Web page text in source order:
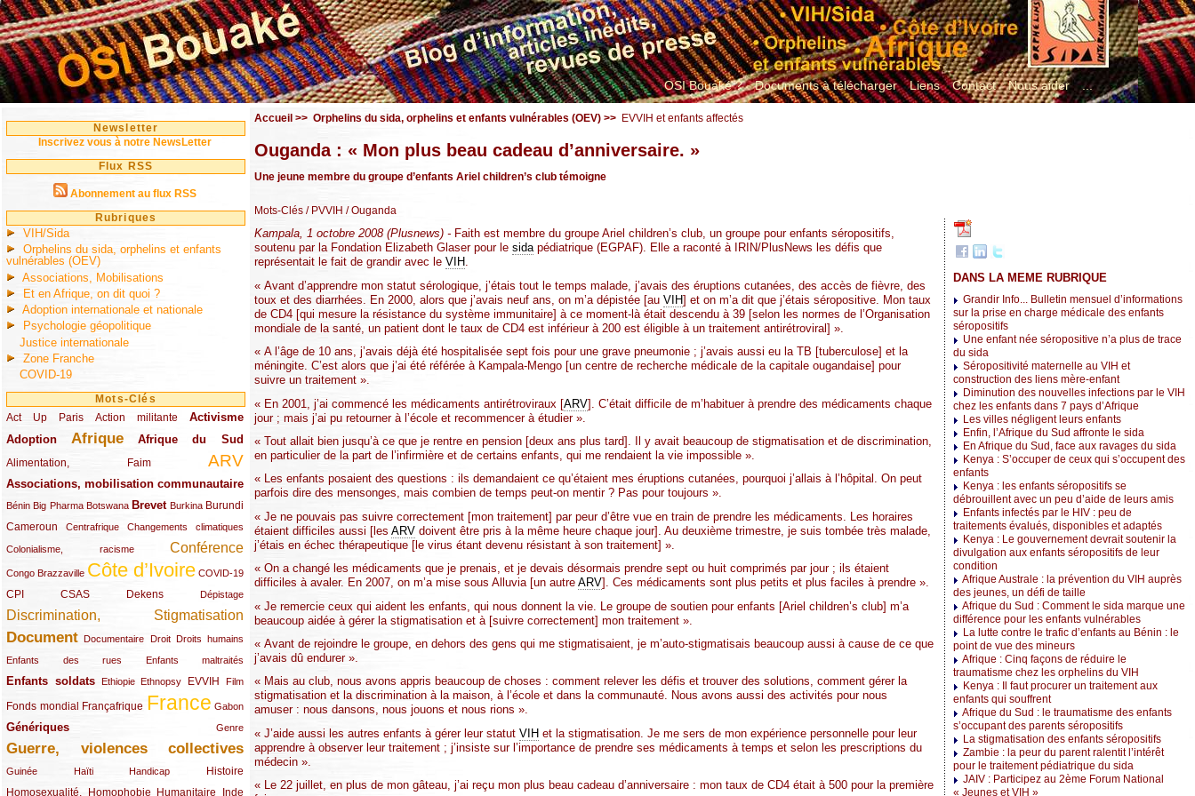
OSI Bouaké ? Documents à télécharger Liens Contact Nous aider ...
Newsletter
Inscrivez vous à notre NewsLetter
Flux RSS
Abonnement au flux RSS
Rubriques
VIH/Sida
Orphelins du sida, orphelins et enfants
vulnérables (OEV)
Associations, Mobilisations
Et en Afrique, on dit quoi ?
Adoption internationale et nationale
Psychologie géopolitique
Justice internationale
Zone Franche
COVID-19
Mots-Clés
Act Up Paris
(49/289) Action militante
(32/289) Activisme
(73/289)
Adoption
(82/289) Afrique
(161/289) Afrique du Sud
(73/289)
Alimentation, Faim
(48/289) ARV
(203/289)
Associations, mobilisation communautaire
(65/289)
Bénin
(13/289)Big Pharma
(16/289) Botswana
(9/289) Brevet
(83/289) Burkina
(18/289) Burundi
(30/289)
Cameroun
(47/289) Centrafrique
(23/289) Changements climatiques
(10/289)
Colonialisme, racisme
(19/289) Conférence
(118/289)
Congo Brazzaville
(24/289) Côte d’Ivoire
(263/289) COVID-19
(13/289)
CPI
(48/289) CSAS
(32/289) Dekens
(29/289) Dépistage
(19/289)
Discrimination, Stigmatisation
(131/289)
Document
(145/289) Documentaire
(9/289) Droit
(20/289) Droits humains
(22/289)
Enfants des rues
(21/289) Enfants maltraités
(10/289)
Enfants soldats
(68/289) Ethiopie
(12/289) Ethnopsy
(15/289) EVVIH
(55/289) Film
(22/289)
Fonds mondial
(48/289) Françafrique
(39/289) France
(289/289) Gabon
(12/289)
Génériques
(59/289) Genre
(22/289)
Guerre, violences collectives
(149/289)
Guinée
(12/289) Haïti
(15/289) Handicap
(10/289) Histoire
(49/289)
Homosexualité, Homophobie
(44/289) Humanitaire
(47/289) Inde
(34/289)
Accueil >> Orphelins du sida, orphelins et enfants vulnérables (OEV) >> EVVIH et enfants affectés
Ouganda : « Mon plus beau cadeau d’anniversaire. »
Une jeune membre du groupe d’enfants Ariel children’s club témoigne
Mots-Clés / PVVIH / Ouganda
Kampala, 1 octobre 2008 (Plusnews) - Faith est membre du groupe Ariel children’s club, un groupe pour enfants séropositifs,
soutenu par la Fondation Elizabeth Glaser pour le sidapédiatrique (EGPAF). Elle a raconté à IRIN/PlusNews les défis que
représentait le fait de grandir avec le VIH.
« Avant d’apprendre mon statut sérologique, j’étais tout le temps malade, j’avais des éruptions cutanées, des accès de fièvre, des
toux et des diarrhées. En 2000, alors que j’avais neuf ans, on m’a dépistée [au VIH] et on m’a dit que j’étais séropositive. Mon taux
de CD4 [qui mesure la résistance du système immunitaire] à ce moment-là était descendu à 39 [selon les normes de l’Organisation
mondiale de la santé, un patient dont le taux de CD4 est inférieur à 200 est éligible à un traitement antirétroviral] ».
« A l’âge de 10 ans, j’avais déjà été hospitalisée sept fois pour une grave pneumonie ; j’avais aussi eu la TB [tuberculose] et la
méningite. C’est alors que j’ai été référée à Kampala-Mengo [un centre de recherche médicale de la capitale ougandaise] pour
suivre un traitement ».
« En 2001, j’ai commencé les médicaments antirétroviraux [ARV]. C’était difficile de m’habituer à prendre des médicaments chaque
jour ; mais j’ai pu retourner à l’école et recommencer à étudier ».
« Tout allait bien jusqu’à ce que je rentre en pension [deux ans plus tard]. Il y avait beaucoup de stigmatisation et de discrimination,
en particulier de la part de l’infirmière et de certains enfants, qui me rendaient la vie impossible ».
« Les enfants posaient des questions : ils demandaient ce qu’étaient mes éruptions cutanées, pourquoi j’allais à l’hôpital. On peut
parfois dire des mensonges, mais combien de temps peut-on mentir ? Pas pour toujours ».
« Je ne pouvais pas suivre correctement [mon traitement] par peur d’être vue en train de prendre les médicaments. Les horaires
étaient difficiles aussi [les ARV doivent être pris à la même heure chaque jour]. Au deuxième trimestre, je suis tombée très malade,
j’étais en échec thérapeutique [le virus étant devenu résistant à son traitement] ».
« On a changé les médicaments que je prenais, et je devais désormais prendre sept ou huit comprimés par jour ; ils étaient
difficiles à avaler. En 2007, on m’a mise sous Alluvia [un autre ARV]. Ces médicaments sont plus petits et plus faciles à prendre ».
« Je remercie ceux qui aident les enfants, qui nous donnent la vie. Le groupe de soutien pour enfants [Ariel children’s club] m’a
beaucoup aidée à gérer la stigmatisation et à [suivre correctement] mon traitement ».
« Avant de rejoindre le groupe, en dehors des gens qui me stigmatisaient, je m’auto-stigmatisais beaucoup aussi à cause de ce que
j’avais dû endurer ».
« Mais au club, nous avons appris beaucoup de choses : comment relever les défis et trouver des solutions, comment gérer la
stigmatisation et la discrimination à la maison, à l’école et dans la communauté. Nous avons aussi des activités pour nous
amuser : nous dansons, nous jouons et nous rions ».
« J’aide aussi les autres enfants à gérer leur statut VIH et la stigmatisation. Je me sers de mon expérience personnelle pour leur
apprendre à observer leur traitement ; j’insiste sur l’importance de prendre ses médicaments à temps et selon les prescriptions du
médecin ».
« Le 22 juillet, en plus de mon gâteau, j’ai reçu mon plus beau cadeau d’anniversaire : mon taux de CD4 était à 500 pour la première
DANS LA MEME RUBRIQUE
Grandir Info... Bulletin mensuel d’informations
sur la prise en charge médicale des enfants
séropositifs
Une enfant née séropositive n’a plus de trace
du sida
Séropositivité maternelle au VIH et
construction des liens mère-enfant
Diminution des nouvelles infections par le VIH
chez les enfants dans 7 pays d’Afrique
Les villes négligent leurs enfants
Enfin, l’Afrique du Sud affronte le sida
En Afrique du Sud, face aux ravages du sida
Kenya : S’occuper de ceux qui s’occupent des
enfants
Kenya : les enfants séropositifs se
débrouillent avec un peu d’aide de leurs amis
Enfants infectés par le HIV : peu de
traitements évalués, disponibles et adaptés
Kenya : Le gouvernement devrait soutenir la
divulgation aux enfants séropositifs de leur
condition
Afrique Australe : la prévention du VIH auprès
des jeunes, un défi de taille
Afrique du Sud : Comment le sida marque une
différence pour les enfants vulnérables
La lutte contre le trafic d’enfants au Bénin : le
point de vue des mineurs
Afrique : Cinq façons de réduire le
traumatisme chez les orphelins du VIH
Kenya : Il faut procurer un traitement aux
enfants qui souffrent
Afrique du Sud : le traumatisme des enfants
s’occupant des parents séropositifs
La stigmatisation des enfants séropositifs
Zambie : la peur du parent ralentit l’intérêt
pour le traitement pédiatrique du sida
JAIV : Participez au 2ème Forum National
« Jeunes et VIH »